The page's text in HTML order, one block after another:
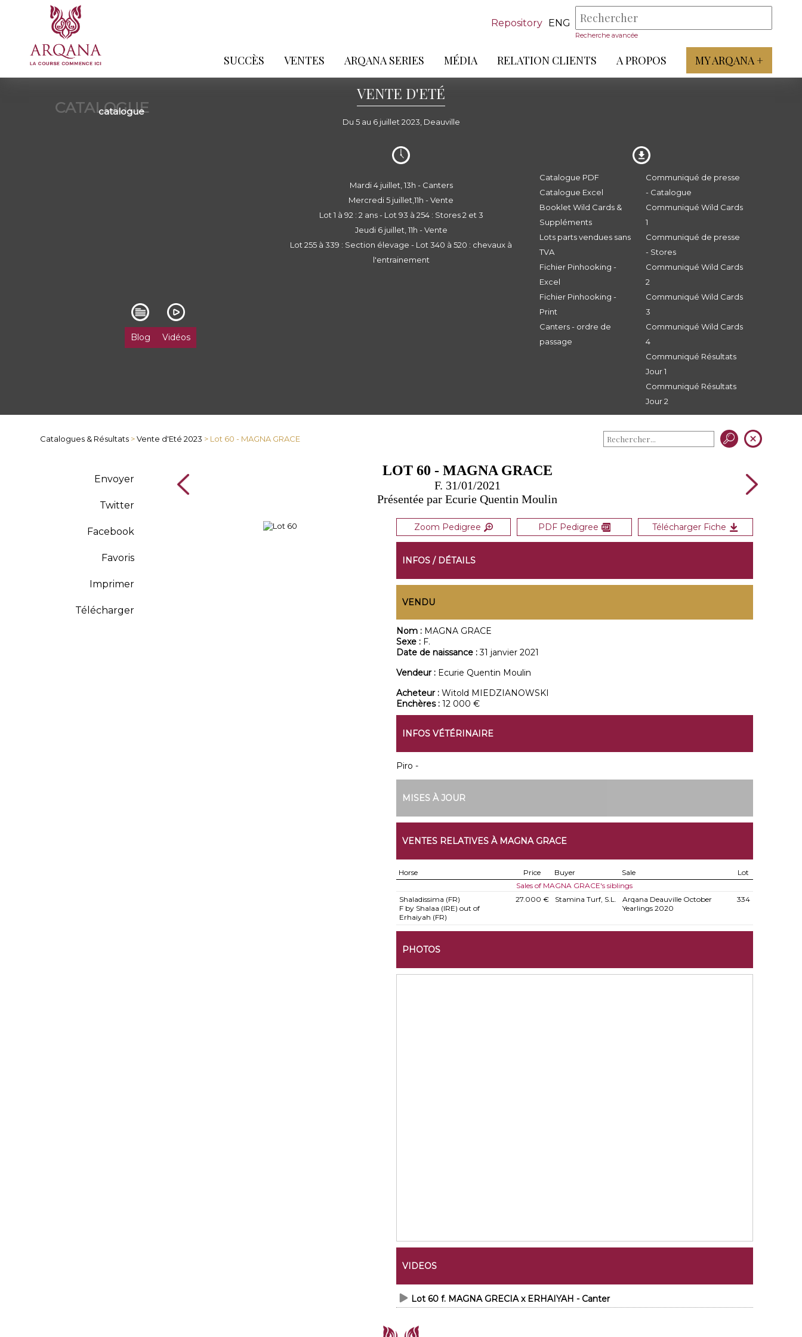
Repository ENG
Recherche avancée
SUCCÈS VENTES ARQANA SERIES MÉDIA RELATION CLIENTS A PROPOS MY ARQANA +
CATALOGUE
catalogue
VENTE D'ETÉ
Du 5 au 6 juillet 2023, Deauville
Blog Vidéos
Mardi 4 juillet, 13h - Canters
Mercredi 5 juillet,11h - Vente
Lot 1 à 92 : 2 ans - Lot 93 à 254 : Stores 2 et 3
Jeudi 6 juillet, 11h - Vente
Lot 255 à 339 : Section élevage - Lot 340 à 520 : chevaux à
l'entrainement
Catalogue PDF
Catalogue Excel
Booklet Wild Cards &
Suppléments
Lots parts vendues sans
TVA
Fichier Pinhooking -
Excel
Fichier Pinhooking -
Print
Canters - ordre de
passage
Communiqué de presse
- Catalogue
Communiqué Wild Cards
1
Communiqué de presse
- Stores
Communiqué Wild Cards
2
Communiqué Wild Cards
3
Communiqué Wild Cards
4
Communiqué Résultats
Jour 1
Communiqué Résultats
Jour 2
Catalogues & Résultats >Vente d'Eté 2023 > Lot 60 - MAGNA GRACE
Envoyer
Twitter
Facebook
Favoris
Imprimer
Télécharger
LOT 60 - MAGNA GRACE
F. 31/01/2021
Présentée par Ecurie Quentin Moulin
Zoom Pedigree PDF Pedigree Télécharger Fiche
INFOS / DÉTAILS
VENDU
Nom : MAGNA GRACE
Sexe : F.
Date de naissance :31 janvier 2021
Vendeur : Ecurie Quentin Moulin
Acheteur : Witold MIEDZIANOWSKI
Enchères : 12 000 €
INFOS VÉTÉRINAIRE
Piro -
MISES À JOUR
VENTES RELATIVES À MAGNA GRACE
Horse Price Buyer Sale
Lot
Sales of MAGNA GRACE's siblings
Shaladissima (FR)
F by Shalaa (IRE) out of
Erhaiyah (FR)
27.000 € Stamina Turf, S.L.
Arqana Deauville October
Yearlings 2020
334
PHOTOS
VIDEOS
Lot 60 f. MAGNA GRECIA x ERHAIYAH - Canter